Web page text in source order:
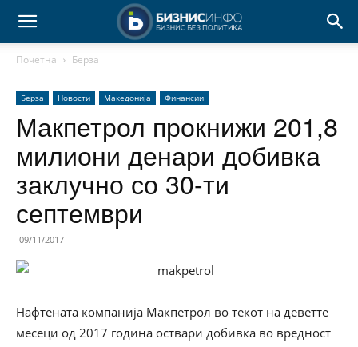
Почетна Берза
Берза Новости Македонија Финансии
Макпетрол прокнижи 201,8
милиони денари добивка
заклучно со 30-ти
септември
09/11/2017
Нафтената компанија Макпетрол во текот на деветте
месеци од 2017 година оствари добивка во вредност